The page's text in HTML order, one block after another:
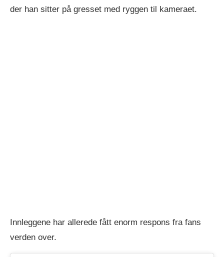
der han sitter på gresset med ryggen til kameraet.
Innleggene har allerede fått enorm respons fra fans
verden over.